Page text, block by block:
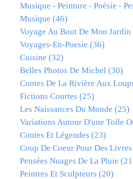
Musique - Peinture - Poésie -
Musique (46)
Voyage Au Bout De Mon Jardin
Voyages-En-Poesie (36)
Cuisine (32)
Belles Photos De Michel (30)
Contes De La Rivière Aux
Fictions Courtes (25)
Les Naissances Du Monde (25)
Variations Autour D'une Toile
Contes Et Légendes (23)
Coup De Coeur Pour Des Livres
Pensées Nuages De La Pluie
Peintres Et Sculpteurs (20)